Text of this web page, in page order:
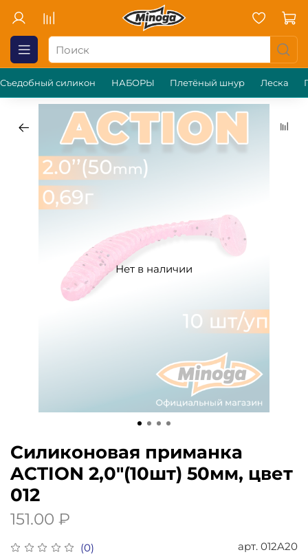
Съедобный силикон НАБОРЫ Плетёный шнур Леска
Нет в наличии
(0) арт. 012A20
Силиконовая приманка
ACTION 2,0"(10шт) 50мм, цвет
012
151.00 ₽